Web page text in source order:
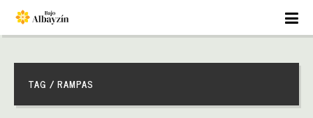
TAG / RAMPAS